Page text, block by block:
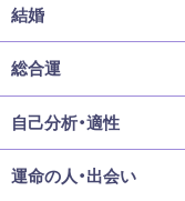
結婚
総合運
自己分析・適性
運命の人・出会い